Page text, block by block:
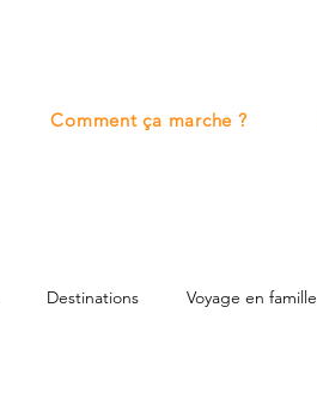
Comment ça marche ?
Destinations Voyage en famille